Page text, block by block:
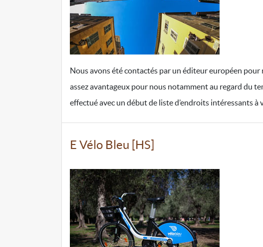
Nous avons été contactés par un éditeur européen
assez avantageux pour nous notamment au regard du
effectué avec un début de liste d’endroits intéressants à
E Vélo Bleu [HS]